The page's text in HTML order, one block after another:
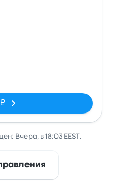
Вчера, в 18:03 EEST.